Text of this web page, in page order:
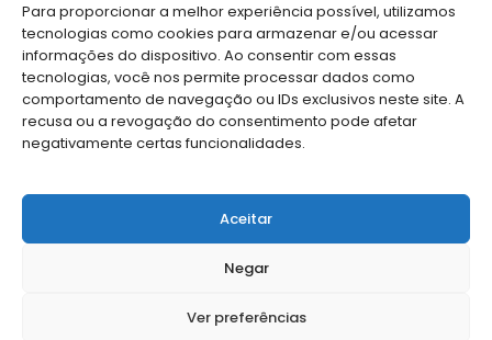
Para proporcionar a melhor experiência possível, utilizamos
tecnologias como cookies para armazenar e/ou acessar
informações do dispositivo. Ao consentir com essas
tecnologias, você nos permite processar dados como
comportamento de navegação ou IDs exclusivos neste site. A
recusa ou a revogação do consentimento pode afetar
negativamente certas funcionalidades.
Aceitar
Negar
Ver preferências
CAMPANHAS
SERVIÇOS
FILIADAS
FALE CONOSCO
Solicite Apoio Institucional da AMB para o seu evento